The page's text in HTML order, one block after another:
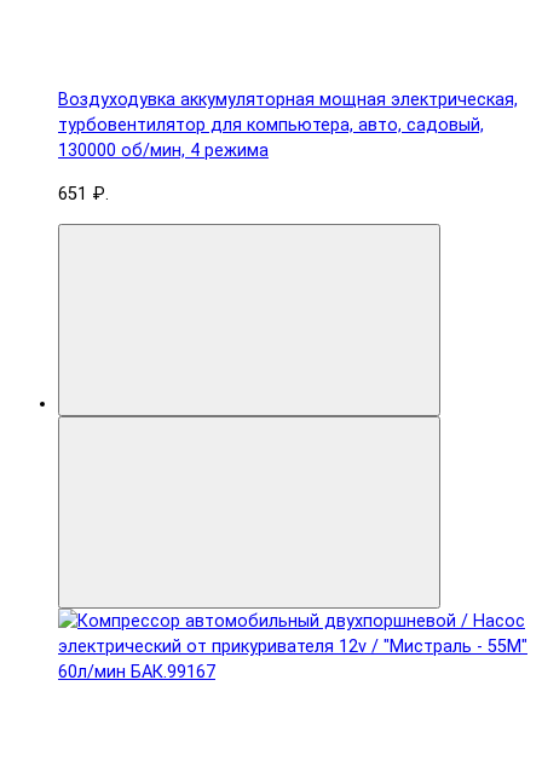
Воздуходувка аккумуляторная мощная электрическая,
турбовентилятор для компьютера, авто, садовый,
130000 об/мин, 4 режима
651 ₽.